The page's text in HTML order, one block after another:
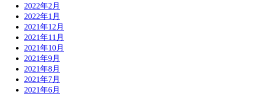
2022年2月
2022年1月
2021年12月
2021年11月
2021年10月
2021年9月
2021年8月
2021年7月
2021年6月